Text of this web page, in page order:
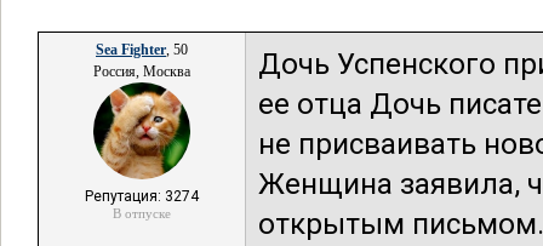
Sea Fighter, 50
Россия, Москва
Репутация: 3274
В отпуске
Дочь Успенского
ее отца Дочь
не присваивать
Женщина заявила,
открытым письмом.